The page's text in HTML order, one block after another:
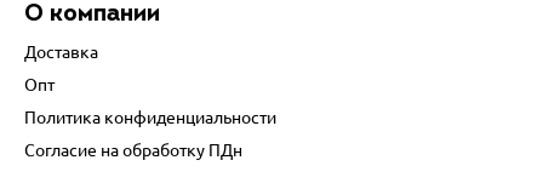
О компании
Доставка
Опт
Политика конфиденциальности
Согласие на обработку ПДн